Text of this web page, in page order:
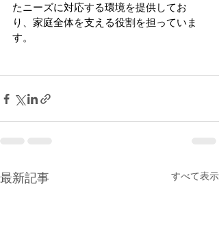
たニーズに対応する環境を提供してお
り、家庭全体を支える役割を担っていま
す。
最新記事 すべて表示